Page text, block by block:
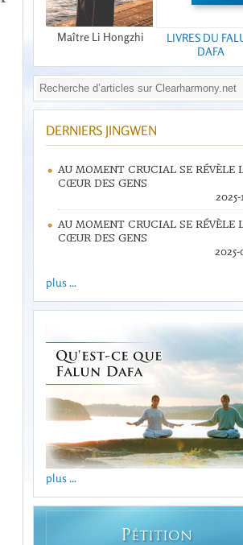
Maître Li Hongzhi
LIVRES DU
DAFA
DERNIERS JINGWEN
AU MOMENT CRUCIAL SE RÉVÈLE
CŒUR DES GENS
AU MOMENT CRUCIAL SE RÉVÈLE
CŒUR DES GENS
plus ...
plus ...
PÉTITION